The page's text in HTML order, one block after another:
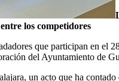
los competidores
que participan en el
del Ayuntamiento de
un acto que ha